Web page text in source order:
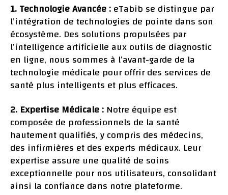
1. Technologie Avancée :eTabib se distingue par
l’intégration de technologies de pointe dans son
écosystème. Des solutions propulsées par
l’intelligence artificielle aux outils de diagnostic
en ligne, nous sommes à l’avant-garde de la
technologie médicale pour offrir des services de
santé plus intelligents et plus efficaces.
2. Expertise Médicale : Notre équipe est
composée de professionnels de la santé
hautement qualifiés, y compris des médecins,
des infirmières et des experts médicaux. Leur
expertise assure une qualité de soins
exceptionnelle pour nos utilisateurs, consolidant
ainsi la confiance dans notre plateforme.